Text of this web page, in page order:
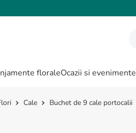
floraleOcazii si evenimente
Cale Buchet de 9 cale portocalii